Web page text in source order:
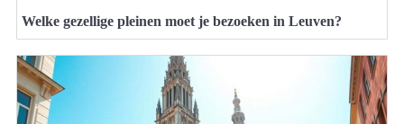
Welke gezellige pleinen moet je bezoeken in Leuven?